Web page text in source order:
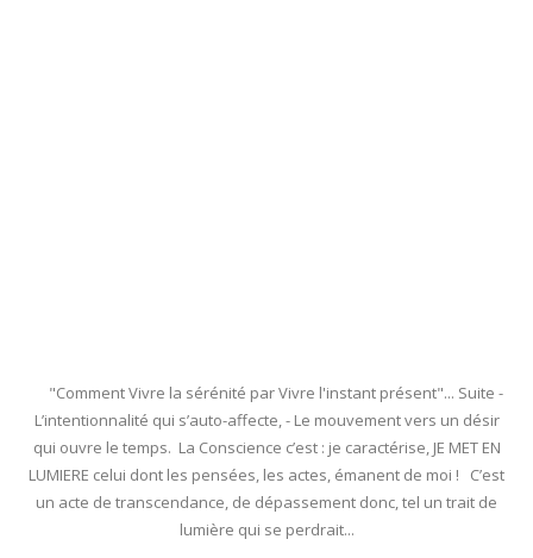
"Comment Vivre la sérénité par Vivre l'instant présent"... Suite -
L’intentionnalité qui s’auto-affecte, - Le mouvement vers un désir
qui ouvre le temps. La Conscience c’est : je caractérise, JE MET EN
LUMIERE celui dont les pensées, les actes, émanent de moi ! C’est
un acte de transcendance, de dépassement donc, tel un trait de
lumière qui se perdrait...